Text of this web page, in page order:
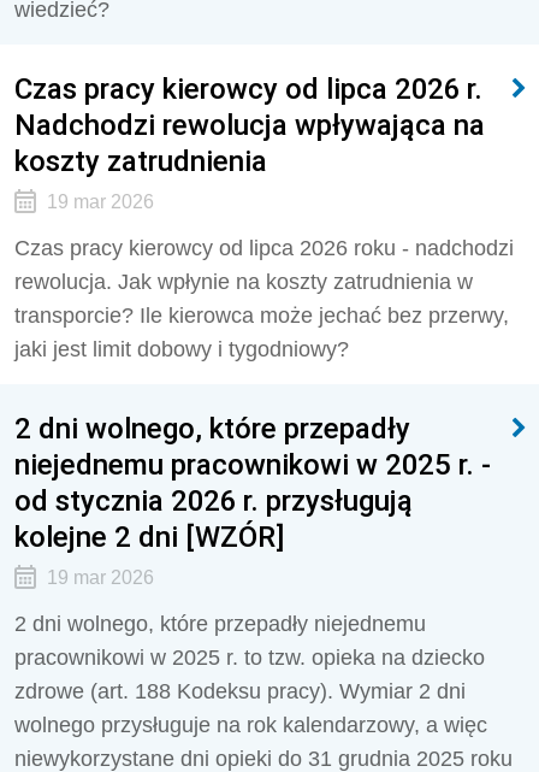
wiedzieć?
Czas pracy kierowcy od lipca 2026 r.
Nadchodzi rewolucja wpływająca na
koszty zatrudnienia
19 mar 2026
Czas pracy kierowcy od lipca 2026 roku - nadchodzi
rewolucja. Jak wpłynie na koszty zatrudnienia w
transporcie? Ile kierowca może jechać bez przerwy,
jaki jest limit dobowy i tygodniowy?
2 dni wolnego, które przepadły
niejednemu pracownikowi w 2025 r. -
od stycznia 2026 r. przysługują
kolejne 2 dni [WZÓR]
19 mar 2026
2 dni wolnego, które przepadły niejednemu
pracownikowi w 2025 r. to tzw. opieka na dziecko
zdrowe (art. 188 Kodeksu pracy). Wymiar 2 dni
wolnego przysługuje na rok kalendarzowy, a więc
niewykorzystane dni opieki do 31 grudnia 2025 roku